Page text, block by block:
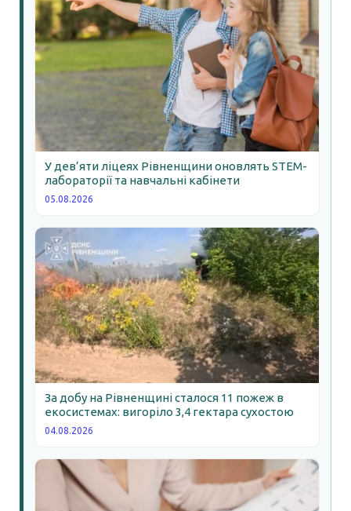
У дев’яти ліцеях Рівненщини оновлять STEM-
лабораторії та навчальні кабінети
05.08.2026
За добу на Рівненщині сталося 11 пожеж в
екосистемах: вигоріло 3,4 гектара сухостою
04.08.2026